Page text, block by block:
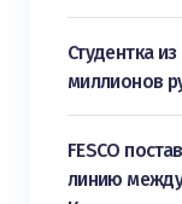
Студентка
миллионов
FESCO
линию